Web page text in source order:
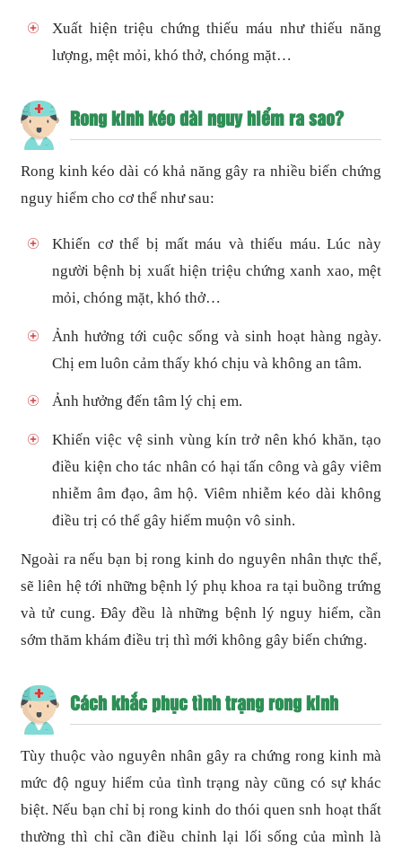
Xuất hiện triệu chứng thiếu máu như thiếu năng
lượng, mệt mỏi, khó thở, chóng mặt…
Rong kinh kéo dài nguy hiểm ra sao?
Rong kinh kéo dài có khả năng gây ra nhiều biến chứng
nguy hiểm cho cơ thể như sau:
Khiến cơ thể bị mất máu và thiếu máu. Lúc này
người bệnh bị xuất hiện triệu chứng xanh xao, mệt
mỏi, chóng mặt, khó thở…
Ảnh hưởng tới cuộc sống và sinh hoạt hàng ngày.
Chị em luôn cảm thấy khó chịu và không an tâm.
Ảnh hưởng đến tâm lý chị em.
Khiến việc vệ sinh vùng kín trở nên khó khăn, tạo
điều kiện cho tác nhân có hại tấn công và gây viêm
nhiễm âm đạo, âm hộ. Viêm nhiễm kéo dài không
điều trị có thể gây hiếm muộn vô sinh.
Ngoài ra nếu bạn bị rong kinh do nguyên nhân thực thể,
sẽ liên hệ tới những bệnh lý phụ khoa ra tại buồng trứng
và tử cung. Đây đều là những bệnh lý nguy hiểm, cần
sớm thăm khám điều trị thì mới không gây biến chứng.
Cách khắc phục tình trạng rong kinh
Tùy thuộc vào nguyên nhân gây ra chứng rong kinh mà
mức độ nguy hiểm của tình trạng này cũng có sự khác
biệt. Nếu bạn chỉ bị rong kinh do thói quen snh hoạt thất
thường thì chỉ cần điều chỉnh lại lối sống của mình là